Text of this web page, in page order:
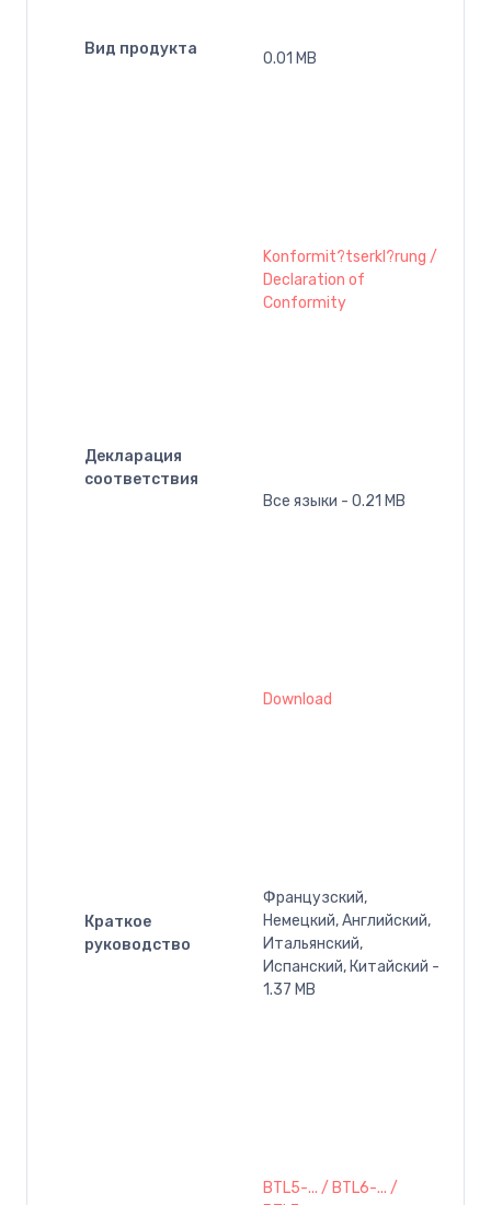
Вид продукта
0.01 MB
Декларация
соответствия
Konformit?tserkl?rung /
Declaration of
Conformity
Все языки - 0.21 MB
Краткое
руководство
Download
Французский,
Немецкий, Английский,
Итальянский,
Испанский, Китайский -
1.37 MB
BTL5-... / BTL6-... /